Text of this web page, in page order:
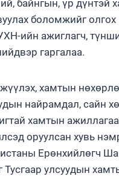
байнгын, үр дүнтэй
боломжийг олгох
ийн ажиглагч,
гаргалаа.
хамтын
найрамдал, сайн
хамтын
оруулсан хувь
Ерөнхийлөгч
улсуудын